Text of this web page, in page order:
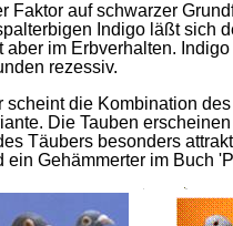
Faktor auf schwarzer
Indigo läßt sich
aber im Erbverhalten.
rezessiv.
scheint die Kombination
Die Tauben
Täubers besonders
ein Gehämmerter im Buch